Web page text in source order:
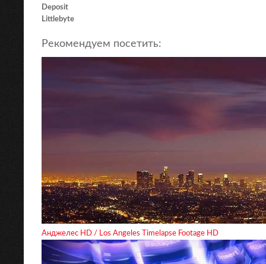
Deposit
Littlebyte
Рекомендуем посетить:
Анджелес HD / Los Angeles Timelapse Footage HD